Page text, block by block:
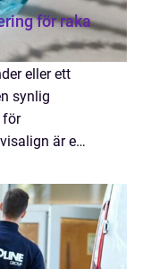
eller ett
synlig
för
är en
flyttar t...